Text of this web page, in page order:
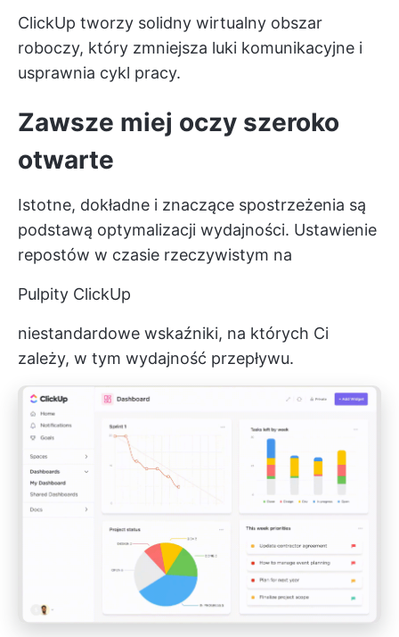
ClickUp tworzy solidny wirtualny obszar
roboczy, który zmniejsza luki komunikacyjne i
usprawnia cykl pracy.
Zawsze miej oczy szeroko
otwarte
Istotne, dokładne i znaczące spostrzeżenia są
podstawą optymalizacji wydajności. Ustawienie
repostów w czasie rzeczywistym na
Pulpity ClickUp
niestandardowe wskaźniki, na których Ci
zależy, w tym wydajność przepływu.